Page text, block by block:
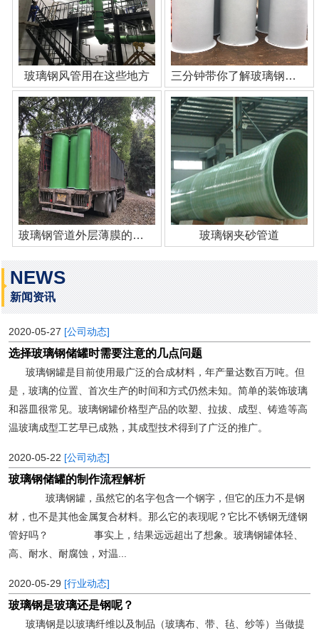
玻璃钢风管用在这些地方 三分钟带你了解玻璃钢管道
玻璃钢管道外层薄膜的作用 玻璃钢夹砂管道
NEWS
新闻资讯
2020-05-27 [公司动态]
选择玻璃钢储罐时需要注意的几点问题
玻璃钢罐是目前使用最广泛的合成材料，年产量达数百万吨。但
是，玻璃的位置、首次生产的时间和方式仍然未知。简单的装饰玻璃
和器皿很常见。玻璃钢罐价格型产品的吹塑、拉拔、成型、铸造等高
温玻璃成型工艺早已成熟，其成型技术得到了广泛的推广。
2020-05-22 [公司动态]
玻璃钢储罐的制作流程解析
玻璃钢罐，虽然它的名字包含一个钢字，但它的压力不是钢
材，也不是其他金属复合材料。那么它的表现呢？它比不锈钢无缝钢
管好吗？ 事实上，结果远远超出了想象。玻璃钢罐体轻、
高、耐水、耐腐蚀，对温...
2020-05-29 [行业动态]
玻璃钢是玻璃还是钢呢？
玻璃钢是以玻璃纤维以及制品（玻璃布、带、毡、纱等）当做提